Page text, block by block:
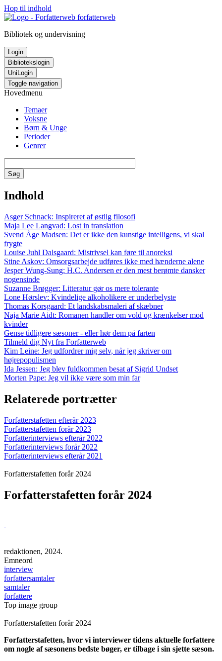
Hop til indhold
forfatterweb
Bibliotek og undervisning
Login
Bibliotekslogin
UniLogin
Toggle navigation
Hovedmenu
Temaer
Voksne
Børn & Unge
Perioder
Genrer
Søg
Indhold
Asger Schnack: Inspireret af østlig filosofi
Maja Lee Langvad: Lost in translation
Svend Åge Madsen: Det er ikke den kunstige intelligens, vi skal
frygte
Louise Juhl Dalsgaard: Mistrivsel kan føre til anoreksi
Stine Askov: Omsorgsarbejde udføres ikke med hænderne alene
Jesper Wung-Sung: H.C. Andersen er den mest berømte dansker
nogensinde
Suzanne Brøgger: Litteratur gør os mere tolerante
Lone Hørslev: Kvindelige alkoholikere er underbelyste
Thomas Korsgaard: Et landskabsmaleri af skæbner
Naja Marie Aidt: Romanen handler om vold og krænkelser mod
kvinder
Gense tidligere sæsoner - eller hør dem på farten
Tilmeld dig Nyt fra Forfatterweb
Kim Leine: Jeg udfordrer mig selv, når jeg skriver om
højrepopulismen
Ida Jessen: Jeg blev fuldkommen besat af Sigrid Undset
Morten Pape: Jeg vil ikke være som min far
Relaterede portrætter
Forfatterstafetten efterår 2023
Forfatterstafetten forår 2023
Forfatterinterviews efterår 2022
Forfatterinterviews forår 2022
Forfatterinterviews efterår 2021
Forfatterstafetten forår 2024
Forfatterstafetten forår 2024
redaktionen, 2024.
Emneord
interview
forfattersamtaler
samtaler
forfattere
Top image group
Forfatterstafetten forår 2024
Forfatterstafetten, hvor vi interviewer tidens aktuelle forfattere
om nogle af sæsonens bedste bøger, er tilbage i sin sjette sæson.